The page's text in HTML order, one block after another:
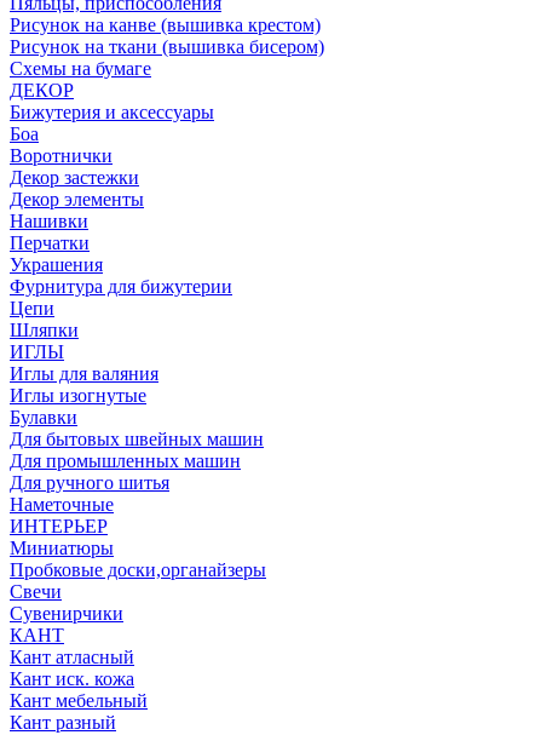
Рисунок на канве (вышивка крестом)
Рисунок на ткани (вышивка бисером)
Схемы на бумаге
ДЕКОР
Бижутерия и аксессуары
Боа
Воротнички
Декор застежки
Декор элементы
Нашивки
Перчатки
Украшения
Фурнитура для бижутерии
Цепи
Шляпки
ИГЛЫ
Иглы для валяния
Иглы изогнутые
Булавки
Для бытовых швейных машин
Для промышленных машин
Для ручного шитья
Наметочные
ИНТЕРЬЕР
Миниатюры
Пробковые доски,органайзеры
Свечи
Сувенирчики
КАНТ
Кант атласный
Кант иск. кожа
Кант мебельный
Кант разный